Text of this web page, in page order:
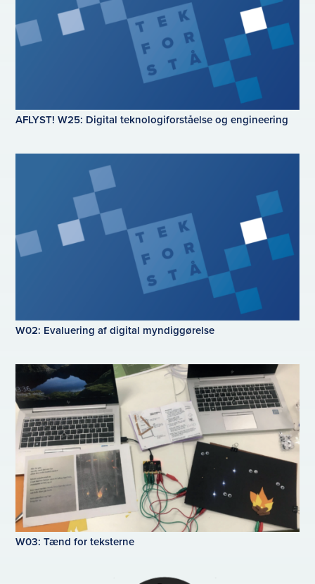
AFLYST! W25: Digital teknologiforståelse og engineering
W02: Evaluering af digital myndiggørelse
W03: Tænd for teksterne